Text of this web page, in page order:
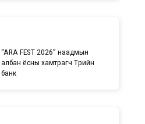
“ARA FEST 2026” наадмын
албан ёсны хамтрагч Төрийн
банк